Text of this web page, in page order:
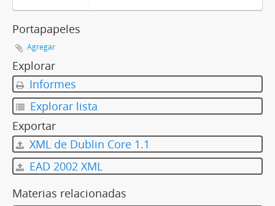
Portapapeles
Agregar
Explorar
Informes
Explorar lista
Exportar
XML de Dublin Core 1.1
EAD 2002 XML
Materias relacionadas